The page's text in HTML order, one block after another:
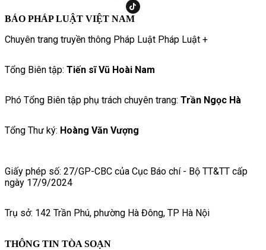
BÁO PHÁP LUẬT VIỆT NAM
Chuyên trang truyền thông Pháp Luật Pháp Luật +
Tổng Biên tập: Tiến sĩ Vũ Hoài Nam
Phó Tổng Biên tập phụ trách chuyên trang: Trần Ngọc Hà
Tổng Thư ký: Hoàng Văn Vượng
Giấy phép số: 27/GP-CBC của Cục Báo chí - Bộ TT&TT cấp
ngày 17/9/2024
Trụ sở: 142 Trần Phú, phường Hà Đông, TP Hà Nội
THÔNG TIN TÒA SOẠN